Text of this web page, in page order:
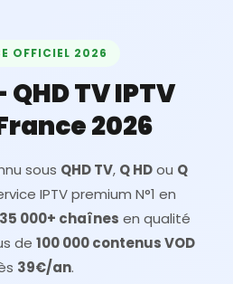
OFFICIEL 2026
TV IPTV
2026
sous QHD TV, Q HDou Q
IPTV premium N°1 en
35 000+ chaînes en qualité
de 100 000 contenus VOD
39€/an.